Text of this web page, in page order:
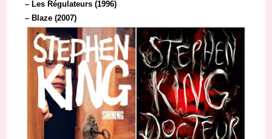
– Les Régulateurs (1996)
– Blaze (2007)